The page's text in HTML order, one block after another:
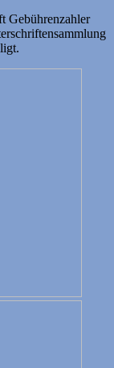
Gebührenzahler